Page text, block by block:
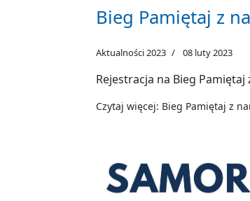
Bieg Pamiętaj z
Aktualności 2023 08 luty 2023
Rejestracja na Bieg
Czytaj więcej: Bieg Pamiętaj z